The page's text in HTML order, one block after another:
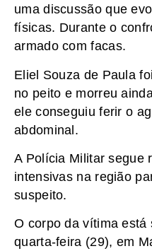
uma discussão que
físicas. Durante o
armado com facas.
Eliel Souza de Paula
no peito e morreu
ele conseguiu ferir o
abdominal.
A Polícia Militar segue
intensivas na região
suspeito.
O corpo da vítima está
quarta-feira (29), em